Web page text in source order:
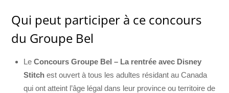
Qui peut participer à ce concours
du Groupe Bel
LeConcours Groupe Bel – La rentrée avec Disney
Stitch est ouvert à tous les adultes résidant au Canada
qui ont atteint l’âge légal dans leur province ou territoire de